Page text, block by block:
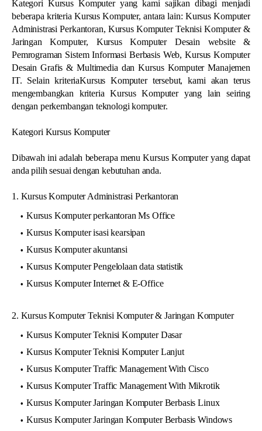
Kategori Kursus Komputer yang kami sajikan dibagi menjadi
beberapa kriteria Kursus Komputer, antara lain: Kursus Komputer
Administrasi Perkantoran, Kursus Komputer Teknisi Komputer &
Jaringan Komputer, Kursus Komputer Desain website &
Pemrograman Sistem Informasi Berbasis Web, Kursus Komputer
Desain Grafis & Multimedia dan Kursus Komputer Manajemen
IT. Selain kriteriaKursus Komputer tersebut, kami akan terus
mengembangkan kriteria Kursus Komputer yang lain seiring
dengan perkembangan teknologi komputer.
Kategori Kursus Komputer
Dibawah ini adalah beberapa menu Kursus Komputer yang dapat
anda pilih sesuai dengan kebutuhan anda.
1. Kursus Komputer Administrasi Perkantoran
Kursus Komputer perkantoran Ms Office
Kursus Komputer isasi kearsipan
Kursus Komputer akuntansi
Kursus Komputer Pengelolaan data statistik
Kursus Komputer Internet & E-Office
2. Kursus Komputer Teknisi Komputer & Jaringan Komputer
Kursus Komputer Teknisi Komputer Dasar
Kursus Komputer Teknisi Komputer Lanjut
Kursus Komputer Traffic Management With Cisco
Kursus Komputer Traffic Management With Mikrotik
Kursus Komputer Jaringan Komputer Berbasis Linux
Kursus Komputer Jaringan Komputer Berbasis Windows